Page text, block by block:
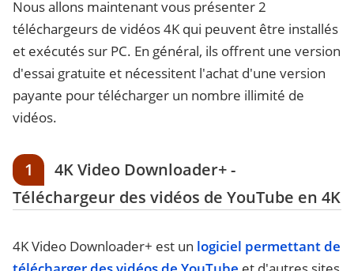
Nous allons maintenant vous présenter 2
téléchargeurs de vidéos 4K qui peuvent être installés
et exécutés sur PC. En général, ils offrent une version
d'essai gratuite et nécessitent l'achat d'une version
payante pour télécharger un nombre illimité de
vidéos.
1
4K Video Downloader+ -
Téléchargeur des vidéos de YouTube en 4K
4K Video Downloader+ est un logiciel permettant de